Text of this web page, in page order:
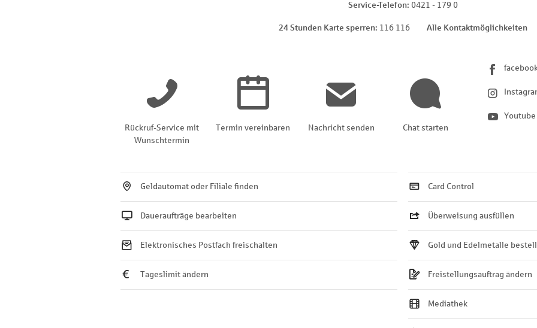
Service-Telefon 0421 - 179 0
24 Stunden Karte sperren 116 116 Alle Kontaktmöglichkeiten
Rückruf-Service mit
Wunschtermin
Termin vereinbaren Nachricht senden Chat starten
Youtube
Geldautomat oder Filiale finden
Daueraufträge bearbeiten
Elektronisches Postfach freischalten
Tageslimit ändern
Card Control
Überweisung ausfüllen
Gold und Edelmetalle
Freistellungsauftrag ändern
Mediathek